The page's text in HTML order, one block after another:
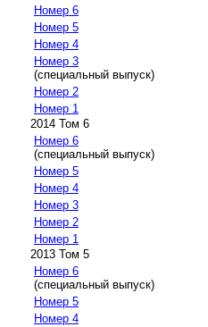
Номер 6
Номер 5
Номер 4
Номер 3
(специальный выпуск)
Номер 2
Номер 1
2014 Том 6
Номер 6
(специальный выпуск)
Номер 5
Номер 4
Номер 3
Номер 2
Номер 1
2013 Том 5
Номер 6
(специальный выпуск)
Номер 5
Номер 4